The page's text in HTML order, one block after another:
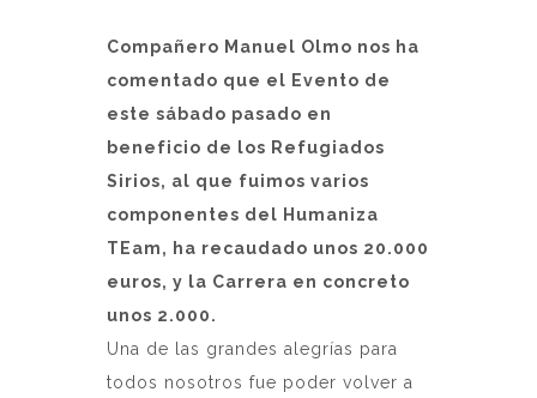
Compañero Manuel Olmo nos ha
comentado que el Evento de
este sábado pasado en
beneficio de los Refugiados
Sirios, al que fuimos varios
componentes del Humaniza
TEam, ha recaudado unos 20.000
euros, y la Carrera en concreto
unos 2.000.
Una de las grandes alegrías para
todos nosotros fue poder volver a